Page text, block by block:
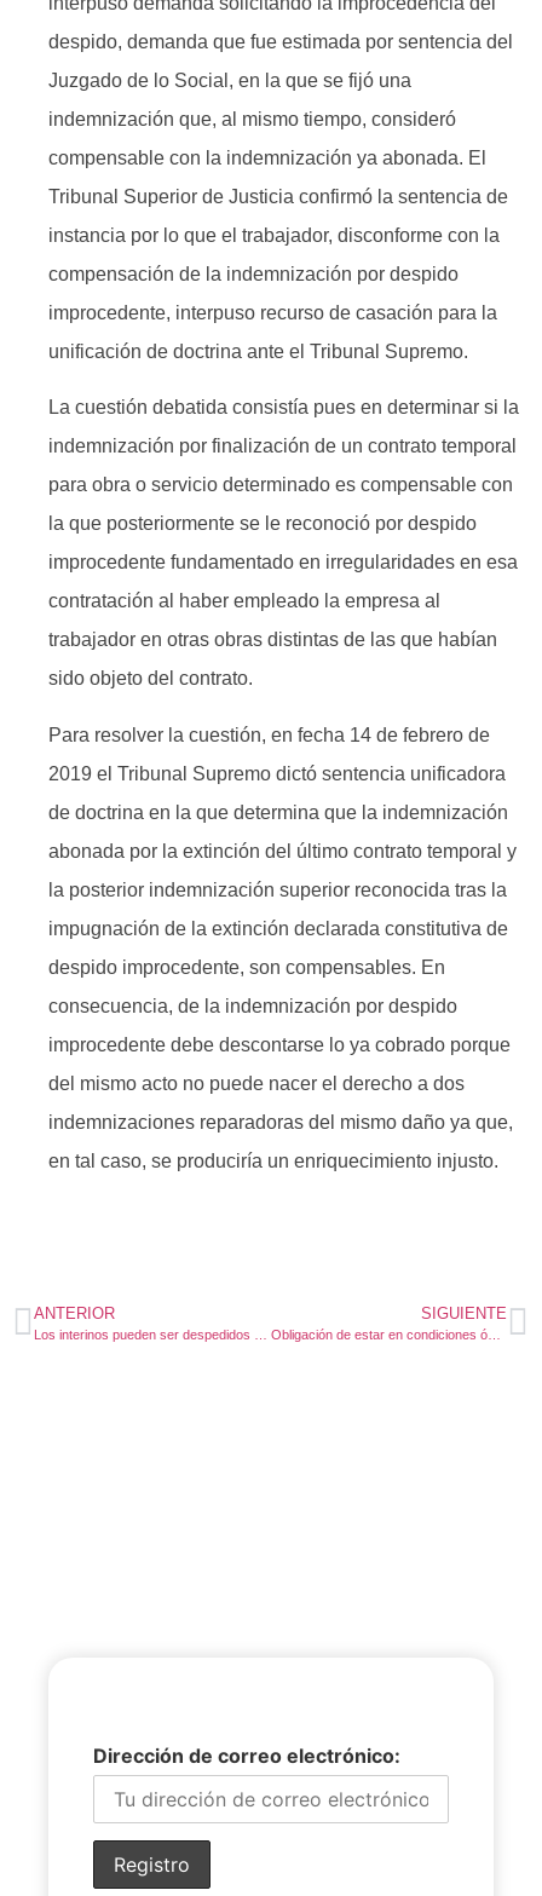
despido, demanda que fue estimada por sentencia del
Juzgado de lo Social, en la que se fijó una
indemnización que, al mismo tiempo, consideró
compensable con la indemnización ya abonada. El
Tribunal Superior de Justicia confirmó la sentencia de
instancia por lo que el trabajador, disconforme con la
compensación de la indemnización por despido
improcedente, interpuso recurso de casación para la
unificación de doctrina ante el Tribunal Supremo.
La cuestión de​batida consistía pues en determinar si la
indemnización por finalización de un contrato temporal
para obra o servicio determinado es compensable con
la que posteriormente se le reconoció por despido
improcedente fundamentado en irregularidades en esa
contratación al haber empleado la empresa al
trabajador en otras obras distintas de las que habían
sido objeto del contrato.
Para resolver la cuestión, en fecha 14 de febrero de
2019 el Tribunal Supremo dictó sentencia unificadora
de doctrina en la que determina que la indemnización
abonada por la extinción del último contrato temporal y
la posterior indemnización superior reconocida tras la
impugnación de la extinción declarada constitutiva de
despido improcedente, son compensables. En
consecuencia, de la indemnización por despido
improcedente debe descontarse lo ya cobrado porque
del mismo acto no puede nacer el derecho a dos
indemnizaciones reparadoras del mismo daño ya que,
en tal caso, se produciría un enriquecimiento injusto.
ANTERIOR SIGUIENTE
Obligación de estar en condiciones óptimas para el servicio
Dirección de correo electrónico: